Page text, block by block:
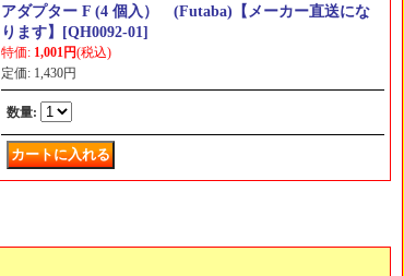
アダプター F (4 個入） (Futaba)【メーカー直送にな
ります】
[QH0092-01]
特価: 1,001円(税込)
定価: 1,430円
数量: